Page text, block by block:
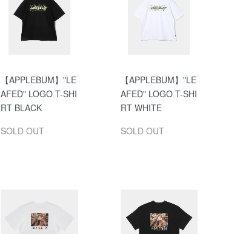
【APPLEBUM】"LE
AFED" LOGO T-SHI
RT BLACK
SOLD OUT
【APPLEBUM】"LE
AFED" LOGO T-SHI
RT WHITE
SOLD OUT